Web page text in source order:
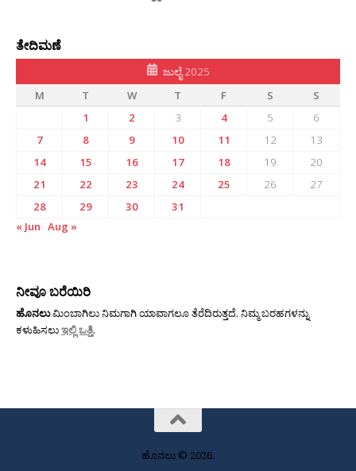
ತೇದಿಮಣೆ
ಜುಲೈ 2025
M
T W T F S
S
1
2 3 4 5
6
7
8 9 10 11 12
13
14
15 16 17 18 19
20
21
22 23 24 25 26
27
28
29 30
31
« Jun Aug »
ನೀವೂ ಬರೆಯಿರಿ
ಹೊನಲುಮಿಂಬಾಗಿಲು ನಿಮಗಾಗಿ ಯಾವಾಗಲೂ ತೆರೆದಿರುತ್ತದೆ. ನಿಮ್ಮ ಬರಹಗಳನ್ನು
ಕಳುಹಿಸಲುಇಲ್ಲಿ ಒತ್ತಿ.
ಹೊನಲು © 2026.